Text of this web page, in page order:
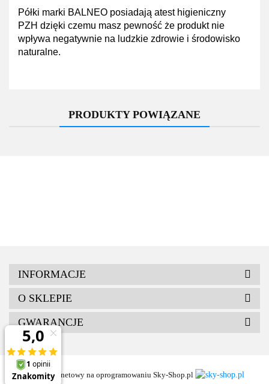
Półki marki BALNEO posiadają atest higieniczny
PZH dzięki czemu masz pewność że produkt nie
wpływa negatywnie na ludzkie zdrowie i środowisko
naturalne.
PRODUKTY POWIĄZANE
INFORMACJE
O SKLEPIE
GWARANCJE
Sklep internetowy na oprogramowaniu Sky-Shop.pl